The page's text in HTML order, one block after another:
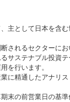
主として日本を含
されるセクターに
サステナブル投資
を行います。
に精通したアナリ
末の前営業日の基